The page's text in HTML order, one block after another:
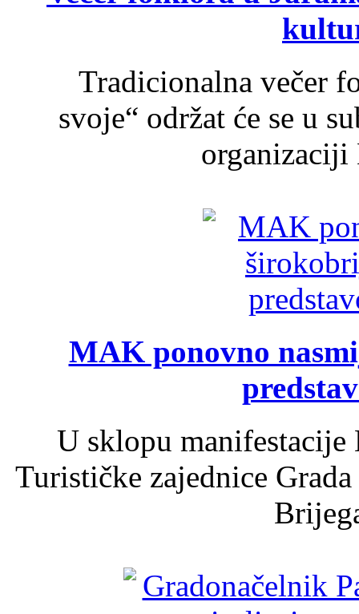
Tradicionalna večer
svoje“ održat će se u
organizaciji
MAK ponovno
U sklopu
Turističke zajednice